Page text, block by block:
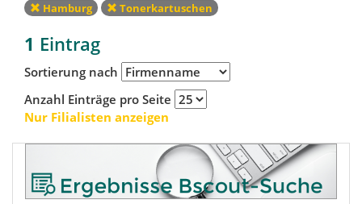
Hamburg Tonerkartuschen
1 Eintrag
Sortierung nach
Anzahl Einträge pro Seite
Nur Filialisten anzeigen